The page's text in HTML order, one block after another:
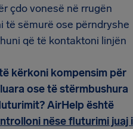
çdo vonesë në rrugën
të sëmurë ose përndryshe
që të kontaktoni linjën
kërkoni kompensim për
ose të stërmbushura
AirHelp është
nëse fluturimi juaj i